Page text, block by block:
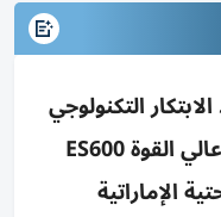
التكنولوجي
لتطوير وتقييم حديد تسليح عالي القوة ES600
الإماراتية